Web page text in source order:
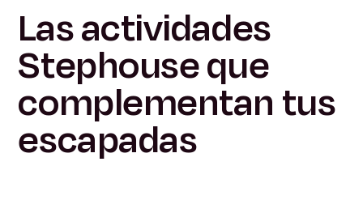
Las actividades
Stephouse que
complementan tus
escapadas